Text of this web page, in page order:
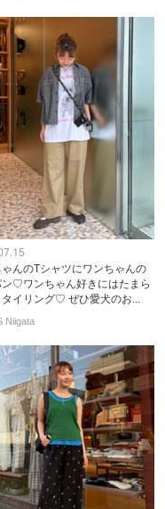
ゃんのTシャツにワンちゃんの
♡ワンちゃん好きにはたまら
タイリング♡ ぜひ愛犬のお...
Niigata